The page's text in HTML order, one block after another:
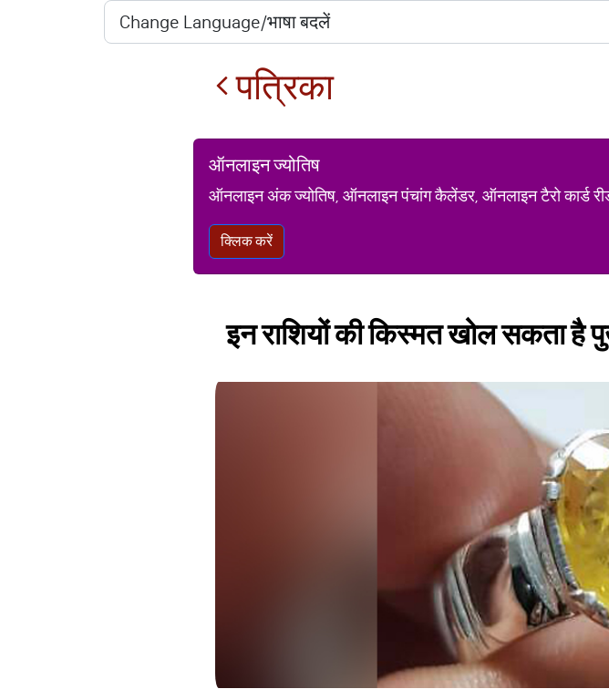
पत्रिका
ऑनलाइन ज्योतिष
ऑनलाइन अंक ज्योतिष, ऑनलाइन पंचांग कैलेंडर, ऑनलाइन टैरो कार्ड
क्लिक करें
इन राशियों की किस्मत खोल सकता है